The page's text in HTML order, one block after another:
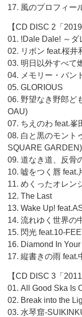
17. 風のプロフィー
【CD DISC 2「
01. !Dale Dale! ～ダ
02. リボン feat.桜井
03. 明日以外すべて
04. メモリー・バン
05. GLORIOUS
06. 野望なき野郎ど
OAU)
07. ちえのわ feat.峯
08. 白と黒のモント
SQUARE GARDEN)
09. 道なき道、反骨
10. 嘘をつく唇 feat.
11. めくったオレン
12. The Last
13. Wake Up!
14. 流れゆく世界の
15. 閃光 feat.10-
16. Diamond In
17. 縦書きの雨 feat.
【CD DISC 3「
01. All Good Ska Is
02. Break into the
03. 水琴窟-